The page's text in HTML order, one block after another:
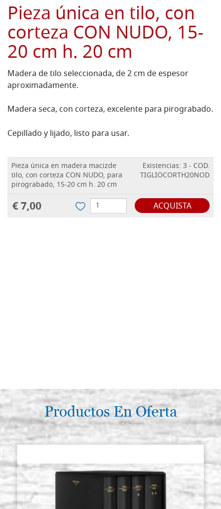
Pieza única en tilo, con
corteza CON NUDO, 15-
20 cm h. 20 cm
Madera de tilo seleccionada, de 2 cm de espesor
aproximadamente.
Madera seca, con corteza, excelente para pirograbado.
Cepillado y lijado, listo para usar.
Pieza única en madera macizde
tilo, con corteza CON NUDO, para
pirograbado, 15-20 cm h. 20 cm
Existencias: 3 - COD.
TIGLIOCORTH20NOD
€ 7,00 ACQUISTA
Productos En Oferta